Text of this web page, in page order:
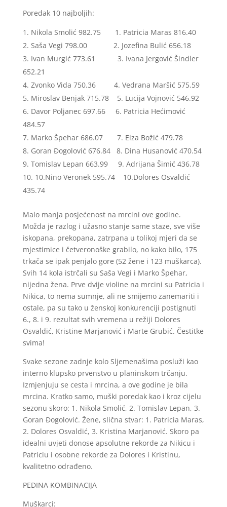
Poredak 10 najboljih:
Nikola Smolić 982.75 1. Patricia Maras 816.40
Saša Vegi 798.00 2. Jozefina Bulić 656.18
Ivan Murgić 773.61 3. Ivana Jergović Šindler
652.21
Zvonko Vida 750.36 4. Vedrana Maršić 575.59
Miroslav Benjak 715.78 5. Lucija Vojnović 546.92
Davor Poljanec 697.66 6. Patricia Hećimović
484.57
Marko Špehar 686.07 7. Elza Božić 479.78
Goran Đogolović 676.84 8. Dina Husanović 470.54
Tomislav Lepan 663.99 9. Adrijana Šimić 436.78
10.Nino Veronek 595.74 10.Dolores Osvaldić
435.74
Malo manja posjećenost na mrcini ove godine.
Možda je razlog i užasno stanje same staze, sve više
iskopana, prekopana, zatrpana u tolikoj mjeri da se
mjestimice i četveronoške grabilo, no kako bilo, 175
trkača se ipak penjalo gore (52 žene i 123 muškarca).
Svih 14 kola istrčali su Saša Vegi i Marko Špehar,
nijedna žena. Prve dvije violine na mrcini su Patricia i
Nikica, to nema sumnje, ali ne smijemo zanemariti i
ostale, pa su tako u ženskoj konkurenciji postignuti
6., 8. i 9. rezultat svih vremena u režiji Dolores
Osvaldić, Kristine Marjanović i Marte Grubić. Čestitke
svima!
Svake sezone zadnje kolo Sljemenašima posluži kao
interno klupsko prvenstvo u planinskom trčanju.
Izmjenjuju se cesta i mrcina, a ove godine je bila
mrcina. Kratko samo, muški poredak kao i kroz cijelu
sezonu skoro: 1. Nikola Smolić, 2. Tomislav Lepan, 3.
Goran Đogolović. Žene, slična stvar: 1. Patricia Maras,
2. Dolores Osvaldić, 3. Kristina Marjanović. Skoro pa
idealni uvjeti donose apsolutne rekorde za Nikicu i
Patriciu i osobne rekorde za Dolores i Kristinu,
kvalitetno odrađeno.
PEDINA KOMBINACIJA
Muškarci: